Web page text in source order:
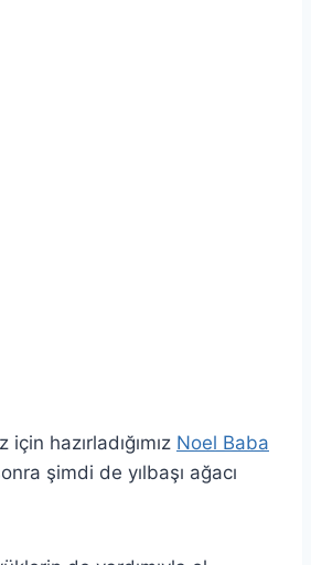
için hazırladığımız Noel Baba
şimdi de yılbaşı ağacı